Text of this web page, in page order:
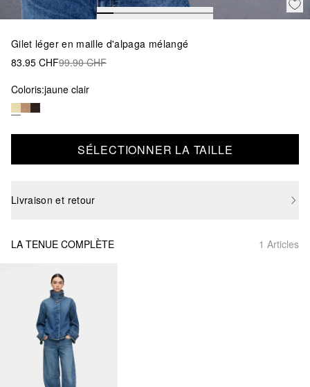
Gilet léger en maille d'alpaga mélangé
83.95 CHF99.90 CHF
Coloris:jaune clair
SÉLECTIONNER LA TAILLE
Livraison et retour
LA TENUE COMPLÈTE 1 Articles